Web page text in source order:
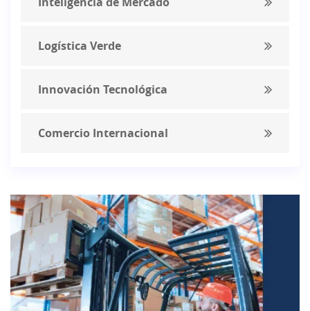
Logística Verde
Innovación Tecnológica
Comercio Internacional